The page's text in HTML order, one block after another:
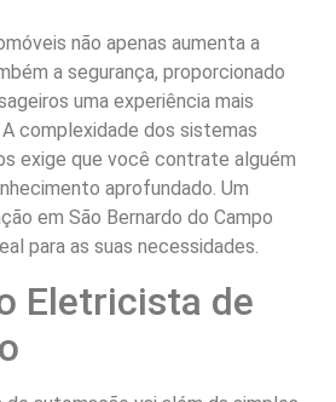
não apenas aumenta a
a segurança, proporcionado
uma experiência mais
complexidade dos sistemas
exige que você contrate alguém
aprofundado. Um
em São Bernardo do Campo
para as suas necessidades.
Eletricista de